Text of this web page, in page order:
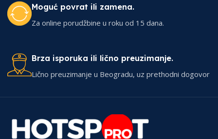
Moguć povrat ili zamena.
Za online porudžbine u roku od 15 dana.
Brza isporuka ili lično preuzimanje.
Lično preuzimanje u Beogradu, uz prethodni dogovor